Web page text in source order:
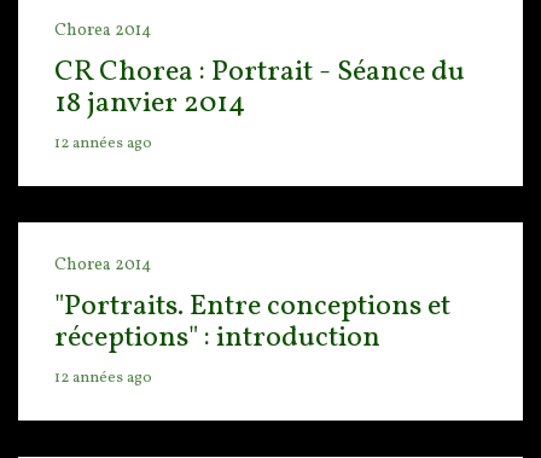
Chorea 2014
CR Chorea : Portrait - Séance du
18 janvier 2014
12 années ago
Chorea 2014
"Portraits. Entre conceptions et
réceptions" : introduction
12 années ago